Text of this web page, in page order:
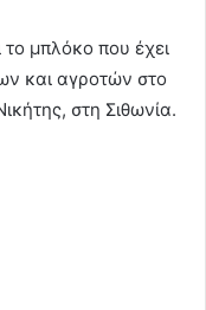
το μπλόκο που έχει
και αγροτών στο
στη Σιθωνία.